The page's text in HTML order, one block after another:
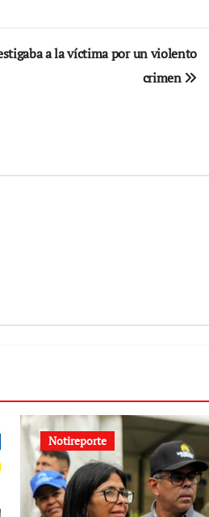
a la víctima por un violento
crimen
Notireporte